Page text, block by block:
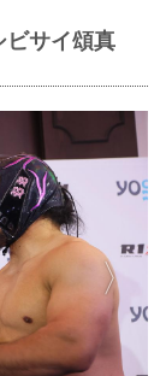
ビサイ頌真